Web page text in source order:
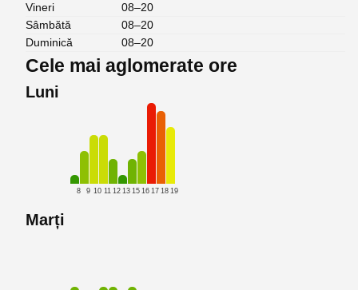
Vineri
08–20
Sâmbătă
08–20
Duminică
08–20
Cele mai aglomerate ore
Luni
8 9 10 11 12 13 15 16 17 18 19
Marți